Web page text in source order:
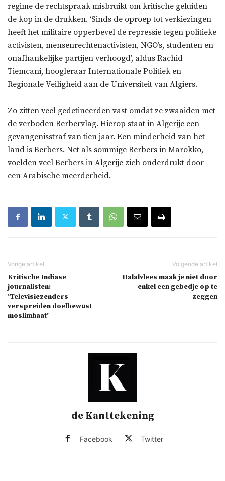
regime de rechtspraak misbruikt om kritische geluiden
de kop in de drukken. ‘Sinds de oproep tot verkiezingen
heeft het militaire opperbevel de repressie tegen politieke
activisten, mensenrechtenactivisten, NGO’s, studenten en
onafhankelijke partijen verhoogd’, aldus Rachid
Tiemcani, hoogleraar Internationale Politiek en
Regionale Veiligheid aan de Universiteit van Algiers.
Zo zitten veel gedetineerden vast omdat ze zwaaiden met
de verboden Berbervlag. Hierop staat in Algerije een
gevangenisstraf van tien jaar. Een minderheid van het
land is Berbers. Net als sommige Berbers in Marokko,
voelden veel Berbers in Algerije zich onderdrukt door
een Arabische meerderheid.
Kritische Indiase
journalisten:
‘Televisiezenders
verspreiden doelbewust
moslimhaat’
Halalvlees maak je niet door
enkel een gebedje op te
zeggen
de Kanttekening
Facebook Twitter